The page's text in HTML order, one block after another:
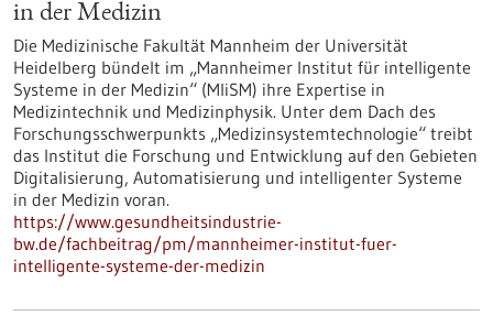
in der Medizin
Die Medizinische Fakultät Mannheim der Universität
Heidelberg bündelt im „Mannheimer Institut für intelligente
Systeme in der Medizin“ (MIiSM) ihre Expertise in
Medizintechnik und Medizinphysik. Unter dem Dach des
Forschungsschwerpunkts „Medizinsystemtechnologie“ treibt
das Institut die Forschung und Entwicklung auf den Gebieten
Digitalisierung, Automatisierung und intelligenter Systeme
in der Medizin voran.
https://www.gesundheitsindustrie-
bw.de/fachbeitrag/pm/mannheimer-institut-fuer-
intelligente-systeme-der-medizin